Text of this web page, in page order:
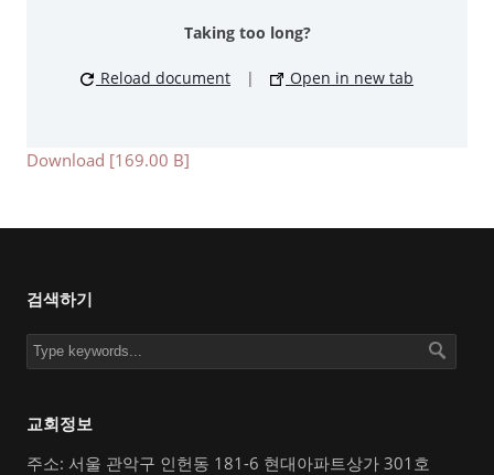
Taking too long?
Reload document | Open in new tab
Download [169.00 B]
검색하기
교회정보
주소: 서울 관악구 인헌동 181-6 현대아파트상가 301호